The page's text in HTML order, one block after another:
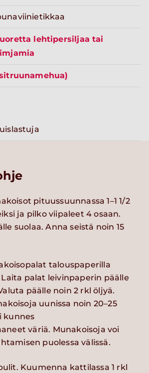
lehtipersiljaa tai
pituussuunnassa 1–1 1/2
ja pilko viipaleet 4 osaan.
suolaa. Anna seistä noin 15
talouspaperilla
palat leivinpaperin päälle
päälle noin 2 rkl öljyä.
uunissa noin 20–25
kunnes
väriä. Munakoisoja voi
puolessa välissä.
Kuumenna kattilassa 1 rkl